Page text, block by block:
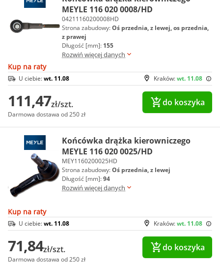
MEYLE 116 020 0008/HD
04211160200008HD
Strona zabudowy:Oś przednia, z lewej, os przednia,
z prawej
Długość [mm]: 155
Rozwiń więcej danych
Kup na raty
Kraków:wt. 11.08
U ciebie:wt. 11.08
111,47zł/szt.
Darmowa dostawa od 250 zł
do koszyka
Końcówka drążka kierowniczego
MEYLE 116 020 0025/HD
MEY1160200025HD
Strona zabudowy:Oś przednia, z lewej
Długość [mm]:94
Rozwiń więcej danych
Kup na raty
Kraków:wt. 11.08
U ciebie:wt. 11.08
71,84zł/szt.
Darmowa dostawa od 250 zł
do koszyka